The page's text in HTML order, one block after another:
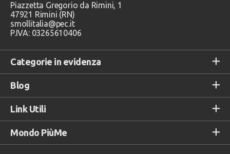
Categorie in evidenza
Blog
Link Utili
Mondo PiùMe
Piazzetta Gregorio da Rimini, 1
47921 Rimini (RN)
smollitalia@pec.it
P.IVA: 03265610406